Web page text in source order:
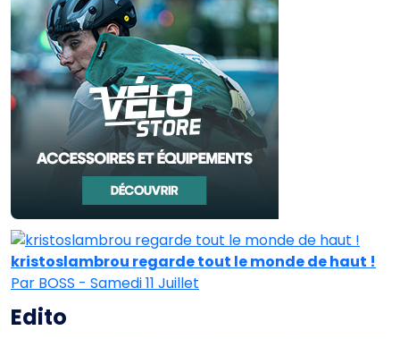
kristoslambrou regarde tout le monde de haut !
Par BOSS - Samedi 11 Juillet
Edito